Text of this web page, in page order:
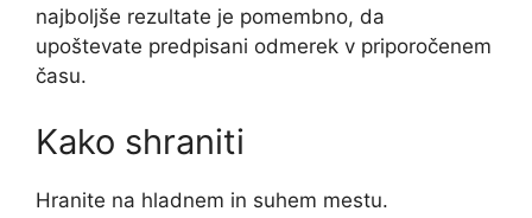
najboljše rezultate je pomembno, da
upoštevate predpisani odmerek v priporočenem
času.
Kako shraniti
Hranite na hladnem in suhem mestu.